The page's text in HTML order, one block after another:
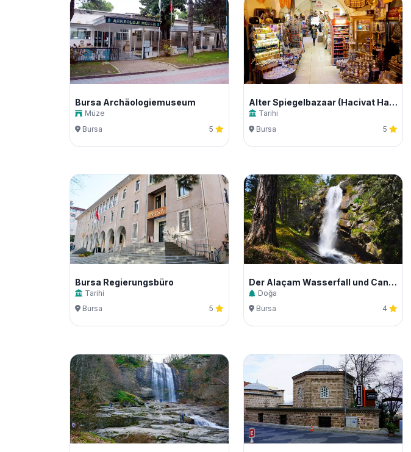
Bursa Archäologiemuseum
Müze
Bursa
5
Alter Spiegelbazaar (Hacivat Handwerke)
Tarihi
Bursa
5
Bursa Regierungsbüro
Tarihi
Bursa
5
Der Alaçam Wasserfall und Canyon
Doğa
Bursa
4